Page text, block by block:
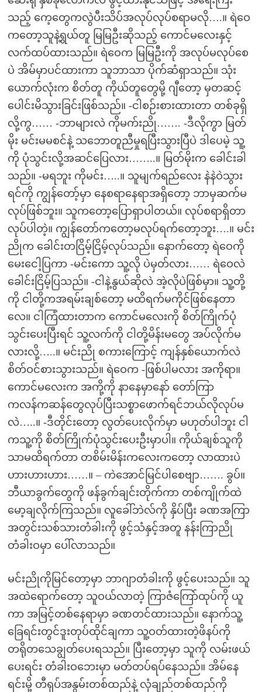
သည့် ကေ့တွေကလွဲပီးသိပ်အလုပ်လုပ်စရာမလို….။ ရဲဝေ
ကတော့သူနဲ့ရွယ်တူ မြမြဦးဆိုသည့် ကောင်မလေးနှင့်
လက်ထပ်ထားသည်။ ရဲဝေက မြမြဦးကို အလုပ်မလုပ်စေ
ပဲ အိမ်မှာပင်ထားကာ သူဘာသာ ပိုက်ဆံရှာသည်။ သုံး
ယောက်လုံးက စိတ်တူ ကိုယ်တူတွေမို့ ဂျီတော့ မှတဆင့်
ပေါင်းမိသွားခြင်းဖြစ်သည်။ -ငါစဉ်းစားထားတာ တစ်ခုရှိ
လို့ကွ…… -ဘာများလဲ ကိုမက်းညို……. -ဒီလိုကွာ မြတ်
မိုး မင်းမမစင်နဲ့ သဘောတူညီမှုရပြီးသွားပြီပဲ ဒါပေမဲ့ သူ့
ကို ပုံသွင်းလို့အဆင်ပြေလား……..။ မြတ်မိုးက ခေါင်းခါ
သည်။ -မရဘူး ကိုမင်း…..။ သူမျက်ရည်လေး နဲနဲဝဲသွား
ရင်ကို ကျွန်တော့်မှာ နေစရာနေရာအရှိတော့ ဘာမှဆက်မ
လုပ်ဖြစ်ဘူး။ သူကတော့ပြောရှာပါတယ်။ လုပ်စရာရှိတာ
လုပ်ပါတဲ့။ ကျွန်တော်ကတော့မလုပ်ရက်တော့ဘူး….။ မင်း
ညိုက ခေါင်းတငြိမ့်ငြိမ့်လုပ်သည်။ နောက်တော့ ရဲဝေကို
မေးငေါ့ပြကာ -မင်းကော သူ့လို ပဲမှတ်လား…… ရဲဝေလဲ
ခေါင်းငြိမ့်ပြသည်။ -ငါနဲ့နွယ်ဆိုလဲ အဲ့လိုပဲဖြစ်မှာ။ သူ့တို့
ကို ငါတို့ကအရမ်းချစ်တော့ မထိရက်မကိုင်ဖြစ်နေတာ
လေ။ ငါကြံထားတာက ကောင်မလေးကို စိတ်ကြိုက်ပုံ
သွင်းပေးပြီးရင် သူ့လက်ကို ငါတို့မိန်းမတွေ အပ်လိုက်မ
လားလို့…..။ မင်းညို စကားကြောင့် ကျန်နှစ်ယောက်လဲ
စိတ်ဝင်စားသွားသည်။ ရဲဝေက -ဖြစ်ပါမလား အကိုရာ။
ကောင်မလေးက အကို့ကို နာနေမှာနော် တော်ကြာ
ကလန်ကဆန်တွေလုပ်ပြီးသစ္စာဖောက်ရင်ဘယ်လိုလုပ်မ
လဲ…..။ -ဒီတိုင်းတော့ လွတ်ပေးလိုက်မှာ မဟုတ်ပါဘူး ငါ
ကသူ့ကို စိတ်ကြိုက်ပုံသွင်းပေးဦးမှာပါ။ ကိုယ်ချစ်သူကို
သာမထိရက်တာ တစိမ်းမိန်းကလေးကတော့ လာထားပဲ
ဟားဟားဟား……။ – ကဲအောင်မြင်ပါစေဗျာ……. ခွပ်။
ဘီယာခွက်တွေကို ဖန်ခွက်ချင်းတိုက်ကာ တစ်ကျိုက်ထဲ
မော့ချလိုက်ကြသည်။ လူခေါ်ဘဲလ်ကို နှိပ်ပြီး ခဏအကြာ
အတွင်းသစ်သားတံခါးကို ဖွင့်သံနှင့်အတူ နန်းကြာညို
တံခါးဝမှာ ပေါ်လာသည်။
မင်းညိုကိုမြင်တော့မှာ ဘာဂျာတံခါးကို ဖွင့်ပေးသည်။ သူ
အထဲရောက်တော့ သူဝယ်လာတဲ့ ကြာဇံကြော်ထုပ်ကို ယူ
ကာ အမြင့်တစ်နေရာမှာ ခဏတင်ထားသည်။ နောက်သူ့
ခြေရင်းတွင်ဒူးတုပ်ထိုင်ချကာ သူ့ဝတ်ထားတဲ့ဖိနပ်ကို
တရိုတသေချွတ်ပေးရသည်။ ပြီးတော့မှာ သူကို လမ်းဖယ်
ပေးရင်း တံခါးဝဘေးမှာ မတ်တပ်ရပ်နေသည်။ အိမ်နေ
ရင်းမို့ တီရှပ်အနွမ်းတစ်ထည်နဲ့ လုံချည်တစ်ထည်ကို